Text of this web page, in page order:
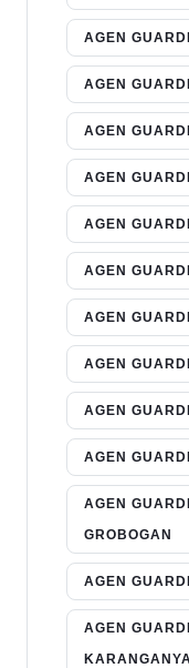
AGEN
AGEN
AGEN
AGEN
AGEN
AGEN
AGEN
AGEN
AGEN
AGEN
AGEN
GROBOGAN
AGEN
AGEN